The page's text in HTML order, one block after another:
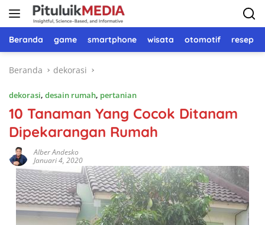
Langsung
Beranda game smartphone wisata otomotif resep
Beranda dekorasi
dekorasi, desain rumah, pertanian
10 Tanaman Yang Cocok Ditanam
Dipekarangan Rumah
Alber Andesko
Januari 4, 2020